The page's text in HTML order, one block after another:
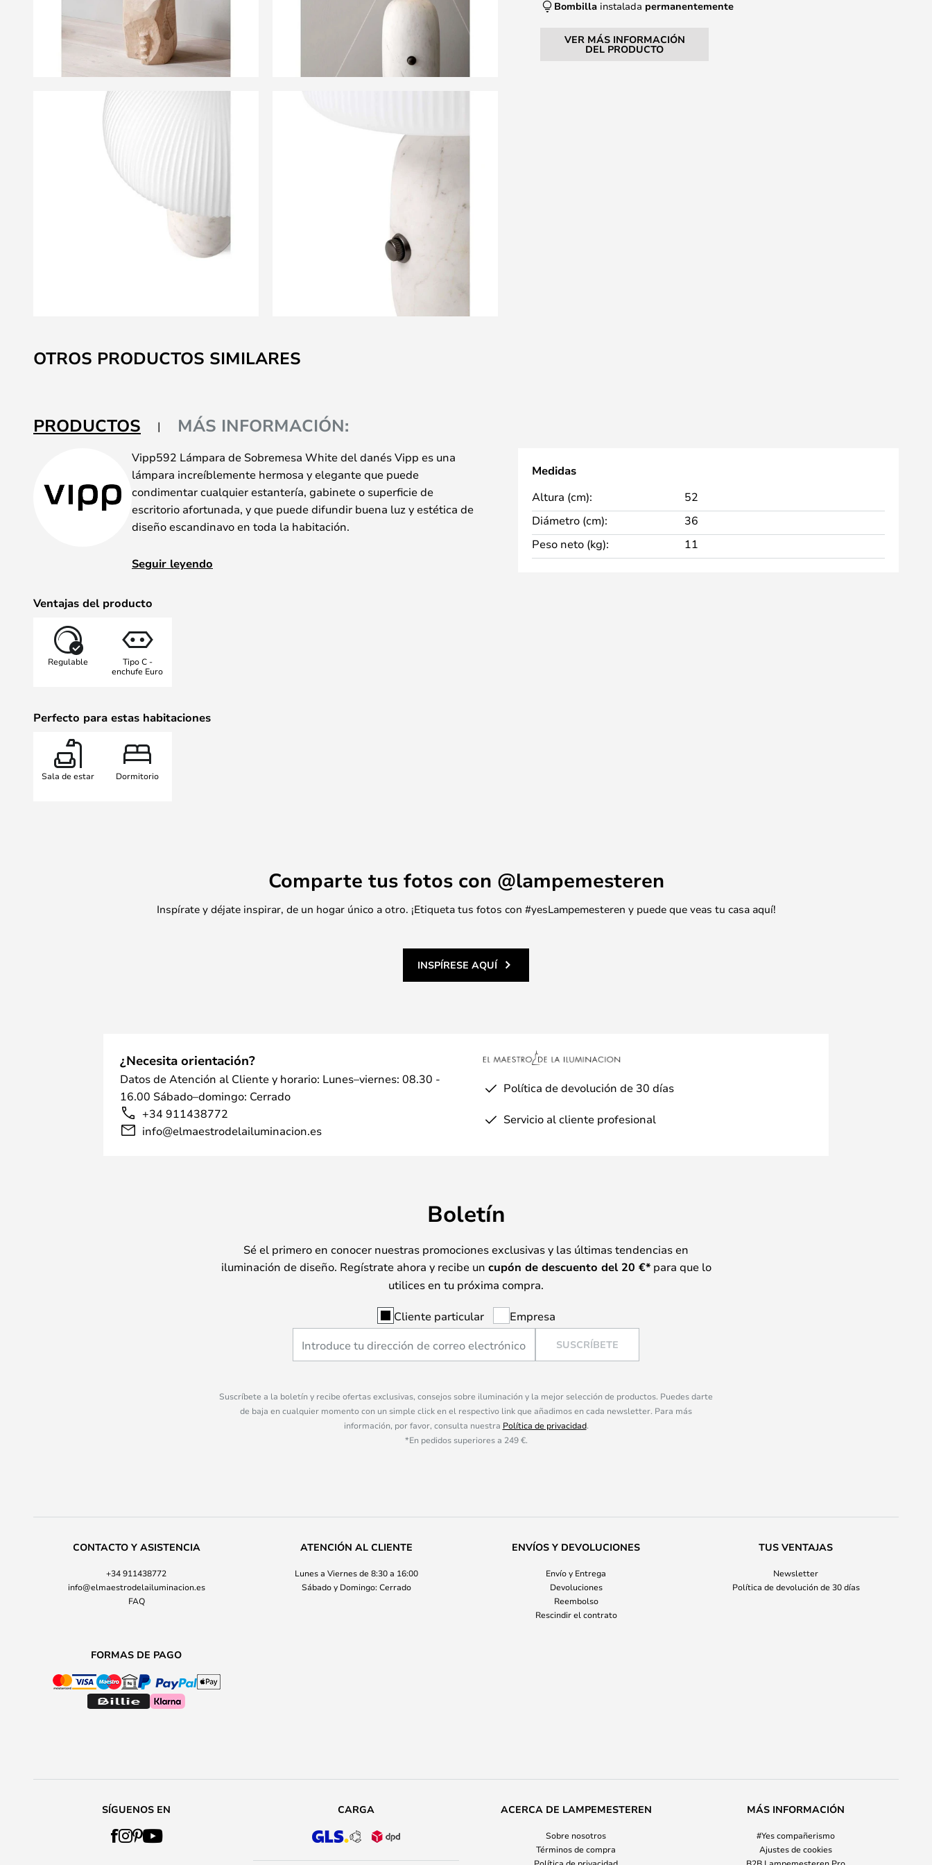
al
comienzo
galería
de
Bombilla instalada permanentemente
VER MÁS INFORMACIÓN
DEL PRODUCTO
OTROS PRODUCTOS SIMILARES
PRODUCTOS MÁS INFORMACIÓN:
Vipp592 Lámpara de Sobremesa White del danés Vipp es una
lámpara increíblemente hermosa y elegante que puede
condimentar cualquier estantería, gabinete o superficie de
escritorio afortunada, y que puede difundir buena luz y estética de
diseño escandinavo en toda la habitación.
La lámpara está construida alrededor de una base de mármol, que
completa la pantalla opalizada, y es posible que piense en los
embargo, no te equivoques sobre la gama de mármol de Vipp ; La
lámpara es increíblemente moderna, y las tradiciones de diseño
minimalista escandinavo exudan la forma, los colores y la
Seguir leyendo
Ventajas del producto
Regulable
Tipo C -
enchufe Euro
Perfecto para estas habitaciones
Sala de estar Dormitorio
Medidas
Altura (cm):
52
Diámetro (cm):
36
Peso neto (kg):
11
Comparte tus fotos con @lampemesteren
Inspírate y déjate inspirar, de un hogar único a otro. ¡Etiqueta tus fotos con #yesLampemesteren y puede que veas tu casa aquí!
INSPÍRESE AQUÍ
¿Necesita orientación?
Datos de Atención al Cliente y horario: Lunes–viernes: 08.30 -
16.00 Sábado–domingo: Cerrado
+34 911438772
info@elmaestrodelailuminacion.es
Política de devolución de 30 días
Servicio al cliente profesional
Boletín
Sé el primero en conocer nuestras promociones exclusivas y las últimas tendencias en
iluminación de diseño. Regístrate ahora y recibe un cupón de descuento del 20 €*para que lo
utilices en tu próxima compra.
Cliente particular Empresa
SUSCRÍBETE
Suscríbete a la boletín y recibe ofertas exclusivas, consejos sobre iluminación y la mejor selección de productos. Puedes darte
de baja en cualquier momento con un simple click en el respectivo link que añadimos en cada newsletter. Para más
información, por favor, consulta nuestra Política de privacidad.
*En pedidos superiores a 249 €.
CONTACTO Y ASISTENCIA
+34 911438772
info@elmaestrodelailuminacion.es
FAQ
ATENCIÓN AL CLIENTE
Lunes a Viernes de 8:30 a 16:00
Sábado y Domingo: Cerrado
ENVÍOS Y DEVOLUCIONES
Envío y Entrega
Devoluciones
Reembolso
Rescindir el contrato
TUS VENTAJAS
Newsletter
Política de devolución de 30 días
FORMAS DE PAGO
SÍGUENOS EN CARGA ACERCA DE LAMPEMESTEREN
Sobre nosotros
Términos de compra
MÁS INFORMACIÓN
#Yes compañerismo
Ajustes de cookies